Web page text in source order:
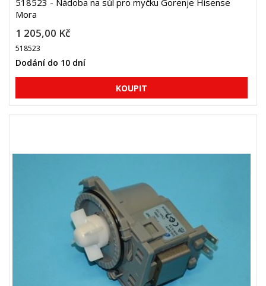
518523 - Nádoba na sůl pro myčku Gorenje Hisense
Mora
1 205,00 Kč
518523
Dodání do 10 dní